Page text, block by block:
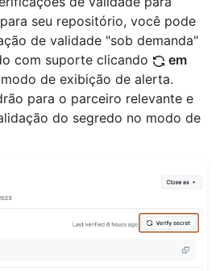
seu repositório, você pode
de validade "sob demanda"
com suporte clicando
em
de exibição de alerta.
para o parceiro relevante e
do segredo no modo de